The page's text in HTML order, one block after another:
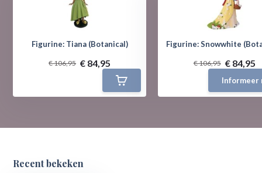
Figurine: Tiana (Botanical)
€ 106,95 € 84,95
Figurine: Snowwhite
€ 106,95 € 84,95
Informeer
Recent bekeken